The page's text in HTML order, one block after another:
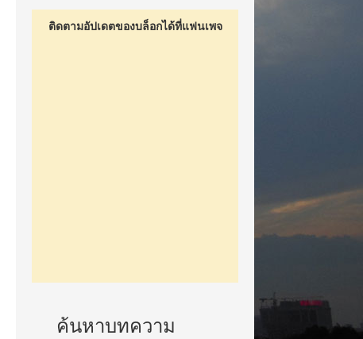
ติดตามอัปเดตของบล็อกได้ที่แฟนเพจ
ค้นหาบทความ